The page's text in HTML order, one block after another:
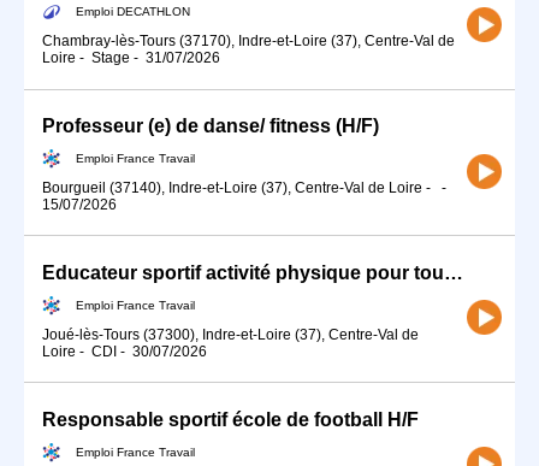
Emploi DECATHLON
Chambray-lès-Tours (37170), Indre-et-Loire (37), Centre-Val de
Loire - Stage - 31/07/2026
Professeur (e) de danse/ fitness (H/F)
Emploi France Travail
Bourgueil (37140), Indre-et-Loire (37), Centre-Val de Loire -
-
15/07/2026
Educateur sportif activité physique pour tous (H/F)
Emploi France Travail
Joué-lès-Tours (37300), Indre-et-Loire (37), Centre-Val de
Loire - CDI - 30/07/2026
Responsable sportif école de football H/F
Emploi France Travail